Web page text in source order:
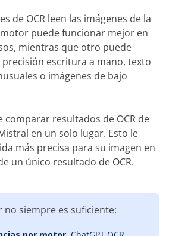
de OCR leen las imágenes de la
puede funcionar mejor en
mientras que otro puede
escritura a mano, texto
o imágenes de bajo
resultados de OCR de
en un solo lugar. Esto le
más precisa para su imagen en
un único resultado de OCR.
siempre es suficiente: